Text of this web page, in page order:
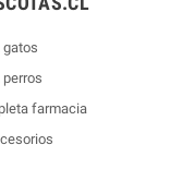
gatos
perros
farmacia